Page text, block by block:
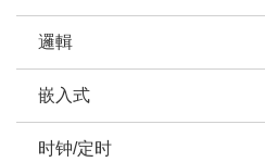
邏輯
嵌入式
时钟/定时